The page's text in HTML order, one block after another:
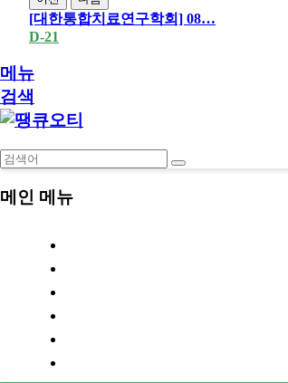
[대한통합치료연구학회] 08…
D-21
메뉴
검색
메인 메뉴